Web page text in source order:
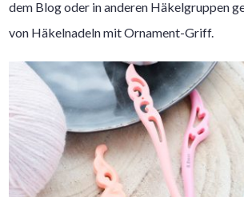
dem Blog oder in anderen Häkelgruppen
von Häkelnadeln mit Ornament-Griff.